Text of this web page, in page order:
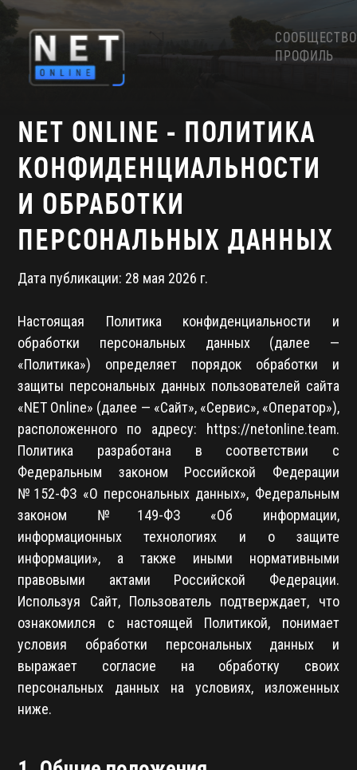
СООБЩЕСТВО
ПРОФИЛЬ
NET ONLINE - ПОЛИТИКА
КОНФИДЕНЦИАЛЬНОСТИ
И ОБРАБОТКИ
ПЕРСОНАЛЬНЫХ ДАННЫХ
Дата публикации: 28 мая 2026 г.
Настоящая Политика конфиденциальности и
обработки персональных данных (далее —
«Политика») определяет порядок обработки и
защиты персональных данных пользователей сайта
«NET Online» (далее — «Сайт», «Сервис», «Оператор»),
расположенного по адресу: https://netonline.team.
Политика разработана в соответствии с
Федеральным законом Российской Федерации
№152-ФЗ «О персональных данных», Федеральным
законом №149-ФЗ «Об информации,
информационных технологиях и о защите
информации», а также иными нормативными
правовыми актами Российской Федерации.
Используя Сайт, Пользователь подтверждает, что
ознакомился с настоящей Политикой, понимает
условия обработки персональных данных и
выражает согласие на обработку своих
персональных данных на условиях, изложенных
ниже.